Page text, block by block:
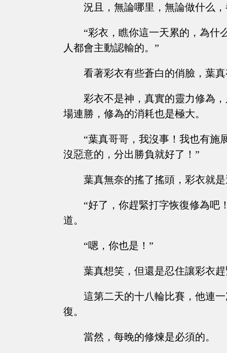
況且，無論哪里，無論做什么
“彩衣，瞧你這一天累的，為什
人都會主動認輸的。”
看著彩衣有些蒼白的俏臉，葉
彩衣不是神，真實的靈力修為
場連勝，修為的消耗也是極大。
“葉真哥哥，我沒事！我也有施
沒惡意的，分出勝負就好了！”
葉真無奈的搖了搖頭，彩衣就
“好了，你趕緊打字恢復修為吧
道。
“嗯，你也是！”
葉真想笑，但還是忍住讓彩衣
這第二天的十八輪比賽，他連
復。
當然，每晚的修煉是必須的。